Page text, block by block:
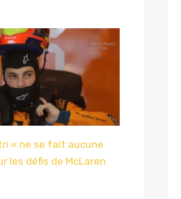
« ne se fait aucune
les défis de McLaren